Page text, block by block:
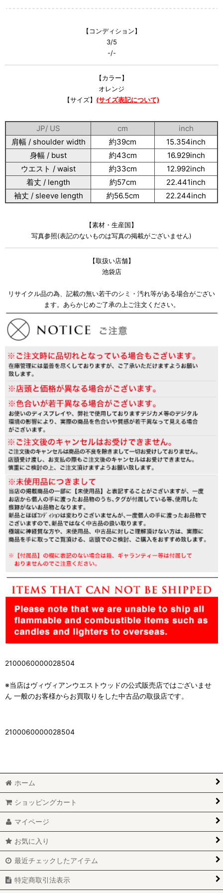
【コンディション】
3/5
-/-
【カラー】
オレンジ
【サイズ】 (サイズ表記について)
JP/ US cm
inch
肩幅 / shoulder width
約39cm
15.354inch
身幅 / bust
約43cm
16.929inch
ウエスト / waist
約33cm
12.992inch
着丈 / length
約57cm
22.441inch
袖丈 / sleeve length
約56.5cm 22.244inch
【素材・生産国】
写真参照(表記のないものは写真の掲載がございません)
【取扱い店舗】
池袋店
リサイクル品の為、記載の無い若干のシミ・汚れ等がある場合がござい
ます。あらかじめご了承の上ご注文ください。
2100060000028504
※当店はヴィヴィアンウエストウッドの公式販売店ではございませ
ん 一般のお客様からお買取りをした中古品の取扱店です。
2100060000028504
ホーム
ショッピングカート
マイページ
お気に入り
最近チェックしたアイテム
特定商取引法表示